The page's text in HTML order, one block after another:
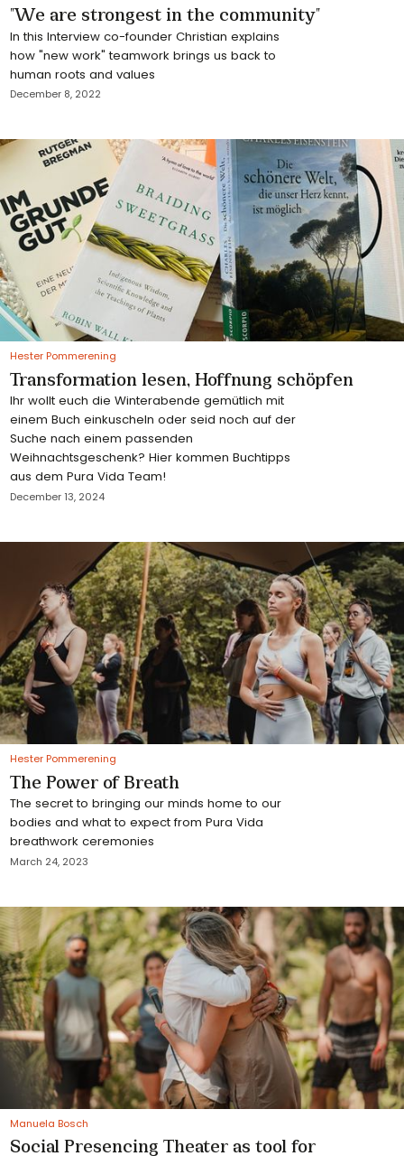
"We are strongest in the community"
In this Interview co-founder Christian explains
how "new work" teamwork brings us back to
human roots and values
December 8, 2022
Hester Pommerening
Transformation lesen, Hoffnung schöpfen
Ihr wollt euch die Winterabende gemütlich mit
einem Buch einkuscheln oder seid noch auf der
Suche nach einem passenden
Weihnachtsgeschenk? Hier kommen Buchtipps
aus dem Pura Vida Team!
December 13, 2024
Hester Pommerening
The Power of Breath
The secret to bringing our minds home to our
bodies and what to expect from Pura Vida
breathwork ceremonies
March 24, 2023
Manuela Bosch
Social Presencing Theater as tool for